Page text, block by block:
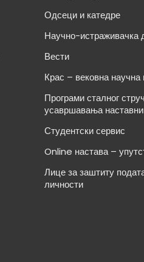
Одсеци и катедре
Научно-истраживачка
Вести
Крас – вековна научна
Програми сталног
усавршавања
Студентски сервис
Online настава –
Лице за заштиту
личности